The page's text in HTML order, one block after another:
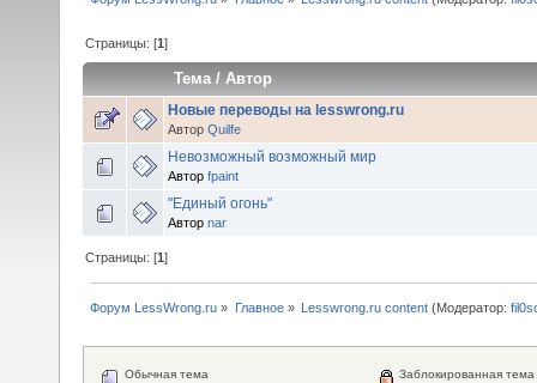
Страницы: [1]
Тема /Автор
Новые переводы на lesswrong.ru
Автор Quilfe
Невозможный возможный мир
Автор fpaint
"Единый огонь"
Автор nar
Страницы: [1]
Форум LessWrong.ru » Главное» Lesswrong.ru content(Модератор:
Обычная тема
Заблокированная тема